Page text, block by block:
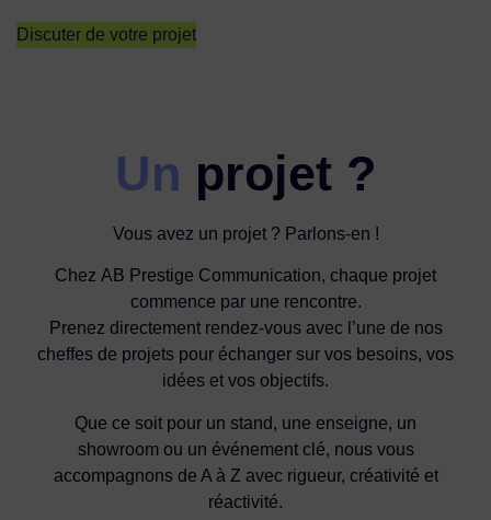
Discuter de votre projet
Un projet ?
Vous avez un projet ? Parlons-en !
Chez AB Prestige Communication, chaque projet
commence par une rencontre.
Prenez directement rendez-vous avec l’une de nos
cheffes de projets pour échanger sur vos besoins, vos
idées et vos objectifs.
Que ce soit pour un stand, une enseigne, un
showroom ou un événement clé, nous vous
accompagnons de A à Z avec rigueur, créativité et
réactivité.